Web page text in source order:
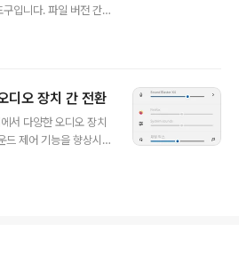
입니다. 파일 버전 간
는 유니코드 지
히 선 차이를 나타내며
맵은 위치 창에서 전체
터페이스는 여러 언어
UNIX 및 MAC 텍스
1.8.0 - 오디오 장치 간 전환
다양한 오디오 장치
드 제어 기능을 향상시
변경하는 대신 버튼 하
다 시간과 번거로움을